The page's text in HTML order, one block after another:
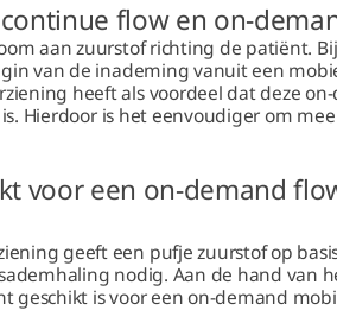
flow en on-
aan zuurstof richting de patiënt.
van de inademing vanuit een
heeft als voordeel dat deze
Hierdoor is het eenvoudiger om
voor een on-demand
geeft een pufje zuurstof op
nodig. Aan de hand van
geschikt is voor een on-demand